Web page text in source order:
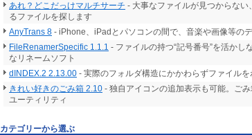
あれ？どこだっけマルチサーチ - 大事なファイルが見つからな
るファイルを探します
AnyTrans 8 - iPhone、iPadとパソコンの間で、音楽や画像等の
FileRenamerSpecific 1.1.1 - ファイルの持つ“記号番号”を活か
なリネームソフト
dINDEX.2 2.13.00 - 実際のフォルダ構造にかかわらずファイル
きれい好きのごみ箱 2.10 - 独自アイコンの追加表示も可能。ご
ユーティリティ
カテゴリーから選ぶ